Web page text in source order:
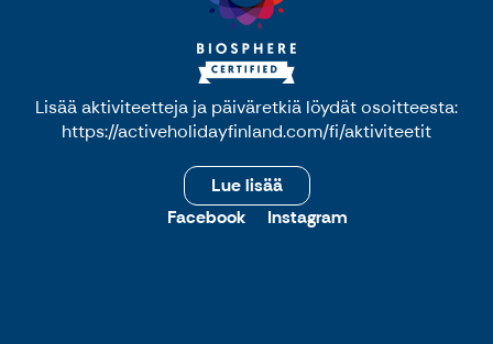
Lisää aktiviteetteja ja päiväretkiä löydät osoitteesta:
https://activeholidayfinland.com/fi/aktiviteetit
Lue lisää
Facebook
Instagram